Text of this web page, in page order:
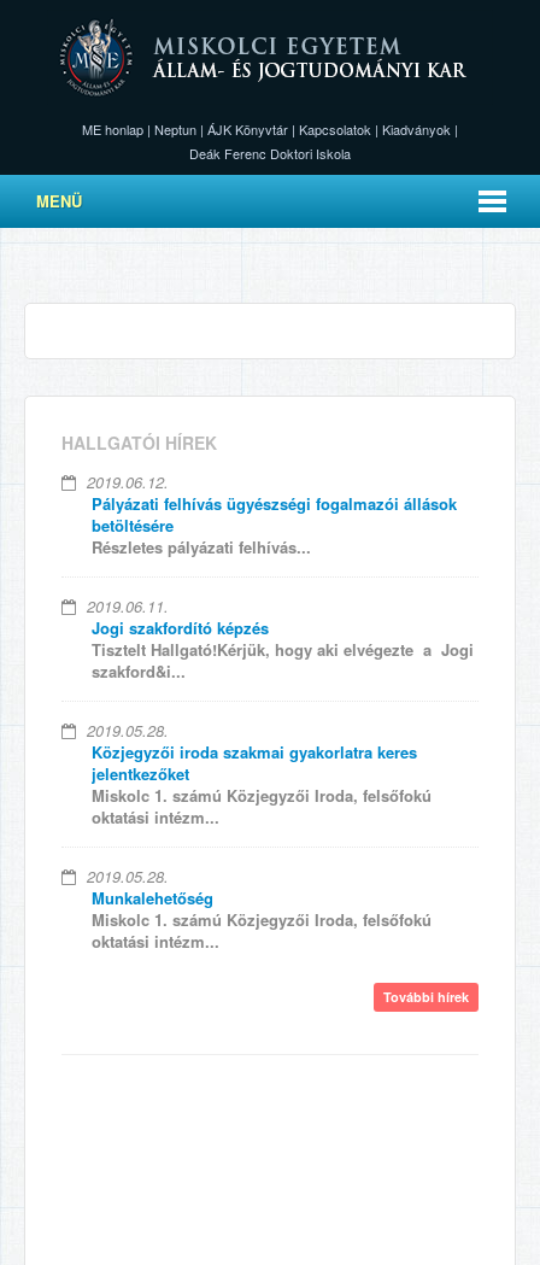
ME honlap | Neptun | ÁJK Könyvtár | Kapcsolatok | Kiadványok |
Deák Ferenc Doktori Iskola
MENÜ
HALLGATÓI HÍREK
2019.06.12.
Pályázati felhívás ügyészségi fogalmazói állások
betöltésére
Részletes pályázati felhívás...
2019.06.11.
Jogi szakfordító képzés
Tisztelt Hallgató!Kérjük, hogy aki elvégezte a Jogi
szakford&i...
2019.05.28.
Közjegyzői iroda szakmai gyakorlatra keres
jelentkezőket
Miskolc 1. számú Közjegyzői Iroda, felsőfokú
oktatási intézm...
2019.05.28.
Munkalehetőség
Miskolc 1. számú Közjegyzői Iroda, felsőfokú
oktatási intézm...
További hírek